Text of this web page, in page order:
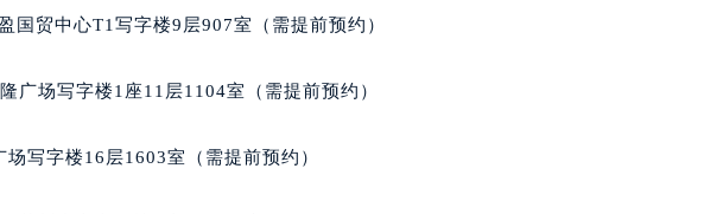
区朝阳北大街北国先天下欧米茄售后服务中心（需提前预约）
彦淖尔市临河区新华街欧米茄售后服务中心（需提前预约）
峰市红山区哈达街欧米茄售后服务中心（需提前预约）
国贸中心T1写字楼9层907室（需提前预约）
广场写字楼1座11层1104室（需提前预约）
写字楼16层1603室（需提前预约）